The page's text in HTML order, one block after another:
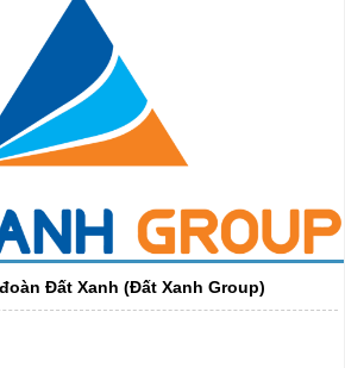
Đất Xanh (Đất Xanh Group)